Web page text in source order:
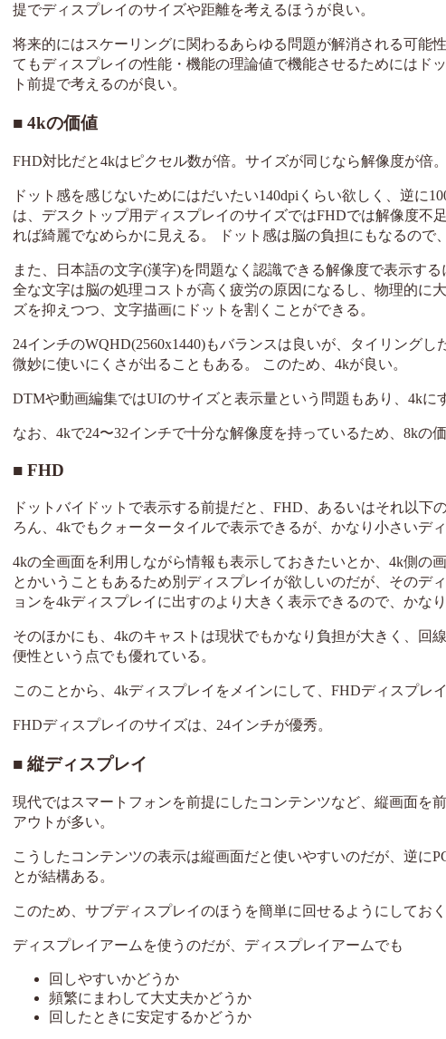
提でディスプレイのサイズや距離を考えるほうが良い。
将来的にはスケーリングに関わるあらゆる問題が解消される可能
てもディスプレイの性能・機能の理論値で機能させるためにはド
ト前提で考えるのが良い。
4kの価値
FHD対比だと4kはピクセル数が倍。サイズが同じなら解像度が倍。
ドット感を感じないためにはだいたい140dpiくらい欲しく、逆に
は、デスクトップ用ディスプレイのサイズではFHDでは解像度不
れば綺麗でなめらかに見える。 ドット感は脳の負担にもなるので
また、日本語の文字(漢字)を問題なく認識できる解像度で表示す
全な文字は脳の処理コストが高く疲労の原因になるし、物理的に
ズを抑えつつ、文字描画にドットを割くことができる。
24インチのWQHD(2560x1440)もバランスは良いが、タイリング
微妙に使いにくさが出ることもある。 このため、4kが良い。
DTMや動画編集ではUIのサイズと表示量という問題もあり、4kに
なお、4kで24〜32インチで十分な解像度を持っているため、8kの
FHD
ドットバイドットで表示する前提だと、FHD、あるいはそれ以
ろん、4kでもクォータータイルで表示できるが、かなり小さいデ
4kの全画面を利用しながら情報も表示しておきたいとか、4k側の
とかいうこともあるため別ディスプレイが欲しいのだが、そのデ
ョンを4kディスプレイに出すのより大きく表示できるので、かな
そのほかにも、4kのキャストは現状でもかなり負担が大きく、回
便性という点でも優れている。
このことから、4kディスプレイをメインにして、FHDディスプレ
FHDディスプレイのサイズは、24インチが優秀。
縦ディスプレイ
現代ではスマートフォンを前提にしたコンテンツなど、縦画面を
アウトが多い。
こうしたコンテンツの表示は縦画面だと使いやすいのだが、逆に
とが結構ある。
このため、サブディスプレイのほうを簡単に回せるようにしておく
ディスプレイアームを使うのだが、ディスプレイアームでも
回しやすいかどうか
頻繁にまわして大丈夫かどうか
回したときに安定するかどうか